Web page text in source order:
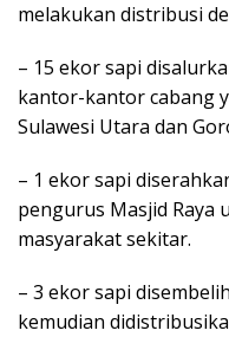
melakukan distribusi
– 15 ekor sapi
kantor-kantor cabang
Sulawesi Utara dan
– 1 ekor sapi
pengurus Masjid Raya
masyarakat sekitar.
– 3 ekor sapi
kemudian